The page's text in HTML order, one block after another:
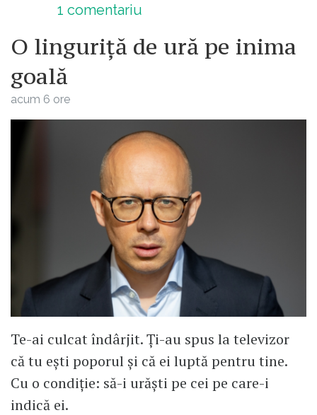
1 comentariu
O linguriță de ură pe inima
goală
acum 6 ore
Te-ai culcat îndârjit. Ți-au spus la televizor
că tu ești poporul și că ei luptă pentru tine.
Cu o condiție: să-i urăști pe cei pe care-i
indică ei.